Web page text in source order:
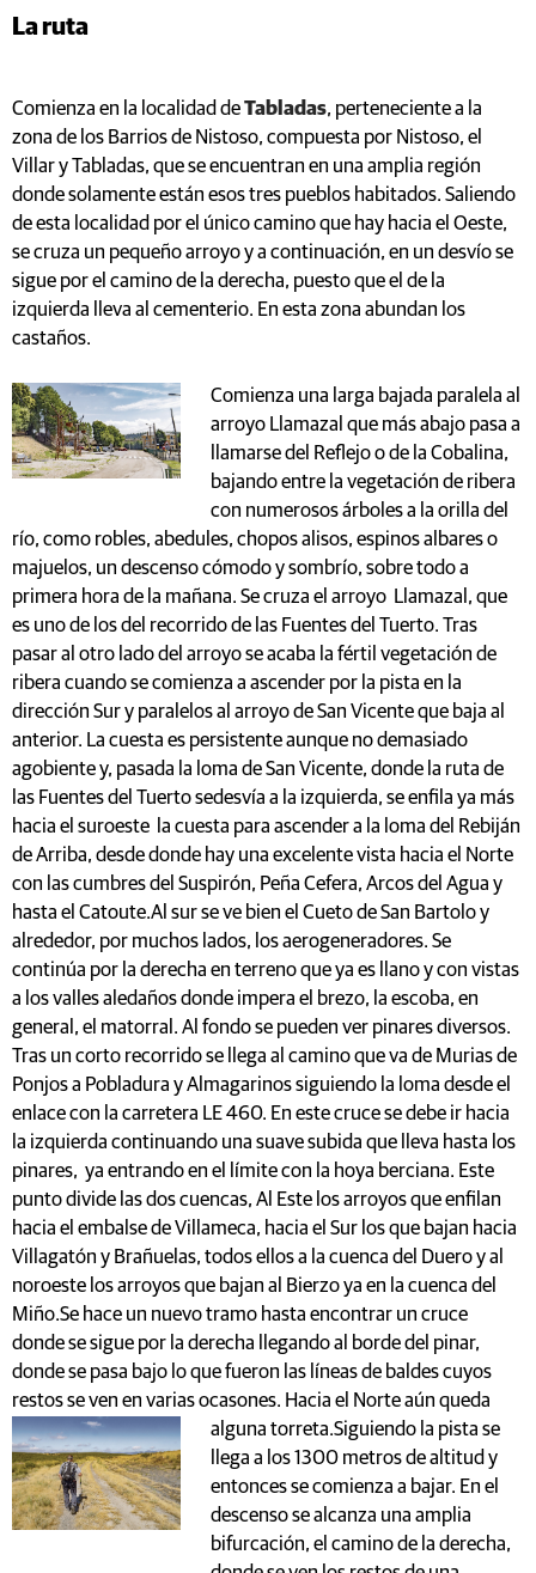
La ruta
Comienza en la localidad deTabladas, perteneciente a la
zona de los Barrios de Nistoso, compuesta por Nistoso, el
Villar y Tabladas, que se encuentran en una amplia región
donde solamente están esos tres pueblos habitados. Saliendo
de esta localidad por el único camino que hay hacia el Oeste,
se cruza un pequeño arroyo y a continuación, en un desvío se
sigue por el camino de la derecha, puesto que el de la
izquierda lleva al cementerio. En esta zona abundan los
castaños.
Comienza una larga bajada paralela al
arroyo Llamazal que más abajo pasa a
llamarse del Reflejo o de la Cobalina,
bajando entre la vegetación de ribera
con numerosos árboles a la orilla del
río, como robles, abedules, chopos alisos, espinos albares o
majuelos, un descenso cómodo y sombrío, sobre todo a
primera hora de la mañana. Se cruza el arroyo Llamazal, que
es uno de los del recorrido de las Fuentes del Tuerto. Tras
pasar al otro lado del arroyo se acaba la fértil vegetación de
ribera cuando se comienza a ascender por la pista en la
dirección Sur y paralelos al arroyo de San Vicente que baja al
anterior. La cuesta es persistente aunque no demasiado
agobiente y, pasada la loma de San Vicente, donde la ruta de
las Fuentes del Tuerto sedesvía a la izquierda, se enfila ya más
hacia el suroeste la cuesta para ascender a la loma del Rebiján
de Arriba, desde donde hay una excelente vista hacia el Norte
con las cumbres del Suspirón, Peña Cefera, Arcos del Agua y
hasta el Catoute.Al sur se ve bien el Cueto de San Bartolo y
alrededor, por muchos lados, los aerogeneradores. Se
continúa por la derecha en terreno que ya es llano y con vistas
a los valles aledaños donde impera el brezo, la escoba, en
general, el matorral. Al fondo se pueden ver pinares diversos.
Tras un corto recorrido se llega al camino que va de Murias de
Ponjos a Pobladura y Almagarinos siguiendo la loma desde el
enlace con la carretera LE 460. En este cruce se debe ir hacia
la izquierda continuando una suave subida que lleva hasta los
pinares, ya entrando en el límite con la hoya berciana. Este
punto divide las dos cuencas, Al Este los arroyos que enfilan
hacia el embalse de Villameca, hacia el Sur los que bajan hacia
Villagatón y Brañuelas, todos ellos a la cuenca del Duero y al
noroeste los arroyos que bajan al Bierzo ya en la cuenca del
Miño.Se hace un nuevo tramo hasta encontrar un cruce
donde se sigue por la derecha llegando al borde del pinar,
donde se pasa bajo lo que fueron las líneas de baldes cuyos
restos se ven en varias ocasones. Hacia el Norte aún queda
alguna torreta.Siguiendo la pista se
llega a los 1300 metros de altitud y
entonces se comienza a bajar. En el
descenso se alcanza una amplia
bifurcación, el camino de la derecha,